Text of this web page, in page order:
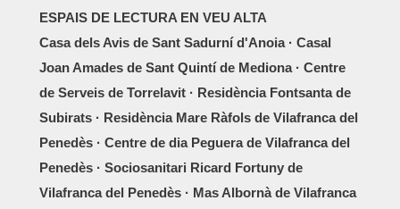
ESPAIS DE LECTURA EN VEU ALTA
Casa dels Avis de Sant Sadurní d'Anoia · Casal
Joan Amades de Sant Quintí de Mediona · Centre
de Serveis de Torrelavit · Residència Fontsanta de
Subirats · Residència Mare Ràfols de Vilafranca del
Penedès · Centre de dia Peguera de Vilafranca del
Penedès · Sociosanitari Ricard Fortuny de
Vilafranca del Penedès · Mas Albornà de Vilafranca